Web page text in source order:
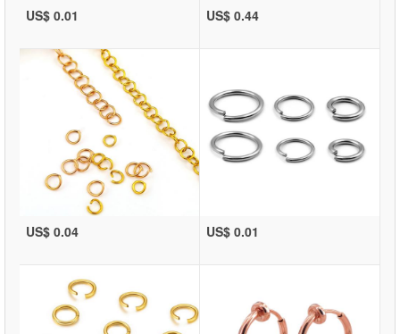
US$ 0.01 US$ 0.44
US$ 0.04 US$ 0.01